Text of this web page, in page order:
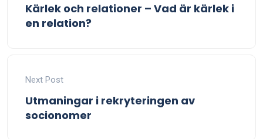
Kärlek och relationer – Vad är kärlek i
en relation?
Next Post
Utmaningar i rekryteringen av
socionomer